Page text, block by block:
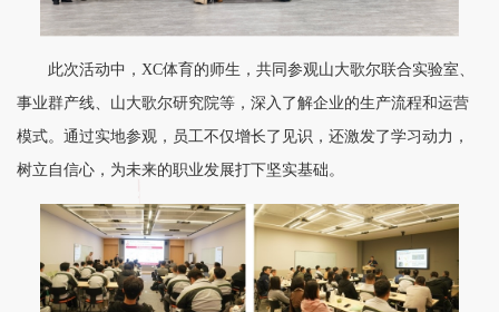
此次活动中，XC体育的师生，共同参观山大歌尔联合实验室、
事业群产线、山大歌尔研究院等，深入了解企业的生产流程和运营
模式。通过实地参观，员工不仅增长了见识，还激发了学习动力，
树立自信心，为未来的职业发展打下坚实基础。